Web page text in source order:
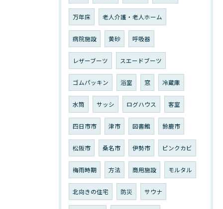
万年床 老人介護・老人ホーム
病院施設 黄砂 呼吸器
レザーブーツ スエードブーツ
ゴムパッキン 浴室 窓 冷蔵庫
水筒 サッシ ログハウス 客室
四日市市 津市 図書館 鈴鹿市
松阪市 桑名市 伊勢市 ピンクカビ
梅雨時期 方法 商用施設 モルタル
北向きの住宅 防災 サウナ